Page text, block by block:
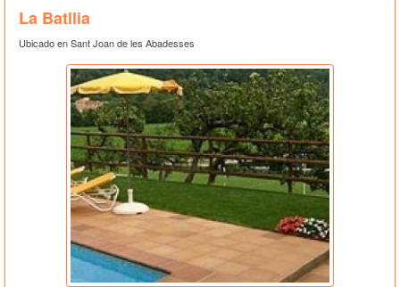
La Batllia
Ubicado en Sant Joan de les Abadesses